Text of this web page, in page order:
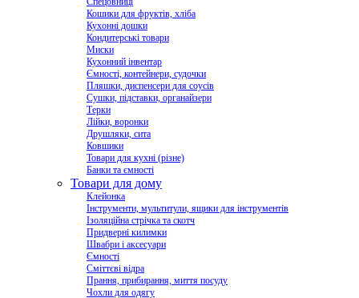
Кошики для фруктів, хліба
Кухонні дошки
Кондитерські товари
Миски
Кухонний інвентар
Ємності, контейнери, судочки
Пляшки, диспенсери для соусів
Сушки, підставки, органайзери
Терки
Лійки, воронки
Друшляки, сита
Ковшики
Товари для кухні (різне)
Банки та ємності
Товари для дому
Клейонка
Інструменти, мультитули, ящики для інструментів
Ізоляційна стрічка та скотч
Придверні килимки
Швабри і аксесуари
Ємності
Сміттєві відра
Прання, прибирання, миття посуду
Чохли для одягу